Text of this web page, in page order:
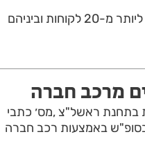
כתב אישום הוגש כנגד תושב חולון בן 32 שמכר קנאביס ליותר מ-20 לקוחות וביניהם
מרכב חברה
בתחנת ראשל"צ ,מס׳ כתבי
בסופ"ש באמצעות רכב חברה